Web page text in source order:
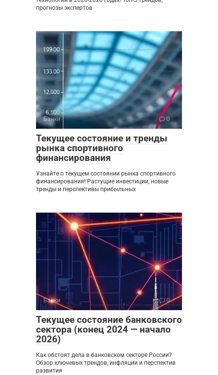
прогнозы экспертов
Банки 0
Текущее состояние и тренды
рынка спортивного
финансирования
Узнайте о текущем состоянии рынка спортивного
финансирования! Растущие инвестиции, новые
тренды и перспективы прибыльных
Банки 0
Текущее состояние банковского
сектора (конец 2024 — начало
2026)
Как обстоят дела в банковском секторе России?
Обзор ключевых трендов, инфляции и перспектив
развития